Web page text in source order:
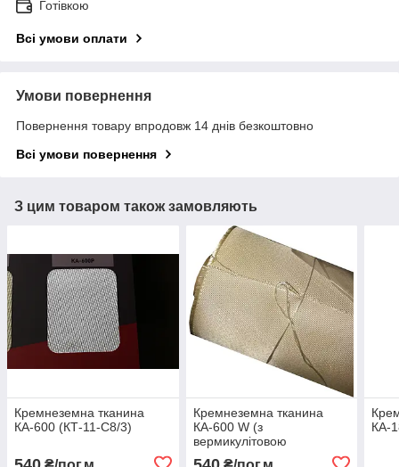
Готівкою
Всі умови оплати
Умови повернення
Повернення товару впродовж 14 днів безкоштовно
Всі умови повернення
З цим товаром також замовляють
Кремнеземна тканина
КА-600 (КТ-11-С8/3)
Кремнеземна тканина
КА-600 W (з
вермикулітовою
КА-